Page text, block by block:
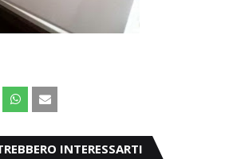
INTERESSARTI